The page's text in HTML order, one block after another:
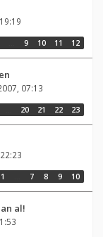
9 10 11 12
07:13
20 21 22 23
1 7 8 9 10
al!